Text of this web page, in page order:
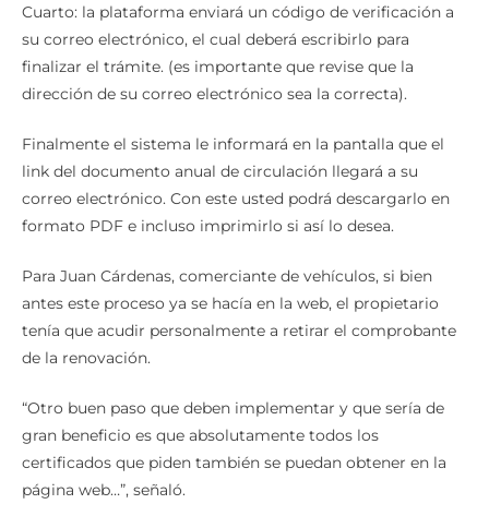
Cuarto: la plataforma enviará un código de verificación a
su correo electrónico, el cual deberá escribirlo para
finalizar el trámite. (es importante que revise que la
dirección de su correo electrónico sea la correcta).
Finalmente el sistema le informará en la pantalla que el
link del documento anual de circulación llegará a su
correo electrónico. Con este usted podrá descargarlo en
formato PDF e incluso imprimirlo si así lo desea.
Para Juan Cárdenas, comerciante de vehículos, si bien
antes este proceso ya se hacía en la web, el propietario
tenía que acudir personalmente a retirar el comprobante
de la renovación.
“Otro buen paso que deben implementar y que sería de
gran beneficio es que absolutamente todos los
certificados que piden también se puedan obtener en la
página web…”, señaló.